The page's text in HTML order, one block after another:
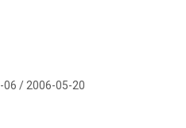
06 / 2006-05-20